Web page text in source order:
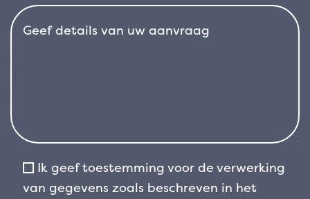
terrassen, entrees of onderhoudsarme tuinen.
Ik geef toestemming voor de verwerking
van gegevens zoals beschreven in het